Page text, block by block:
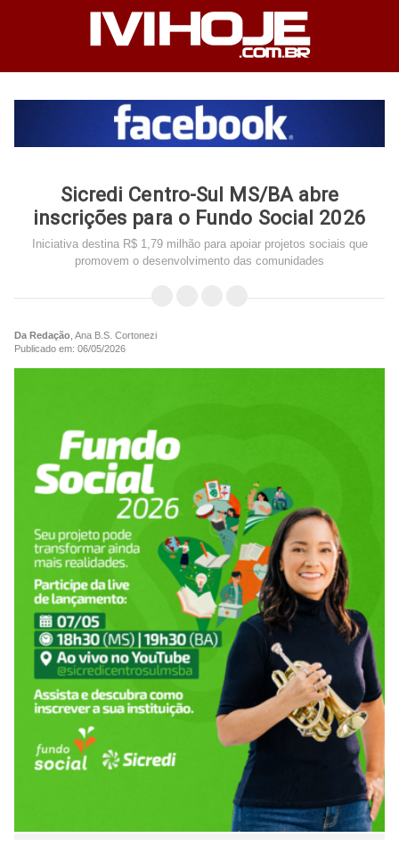
Sicredi Centro-Sul MS/BA abre
inscrições para o Fundo Social 2026
Iniciativa destina R$ 1,79 milhão para apoiar projetos sociais que
promovem o desenvolvimento das comunidades
Da Redação , Ana B.S. Cortonezi
Publicado em: 06/05/2026